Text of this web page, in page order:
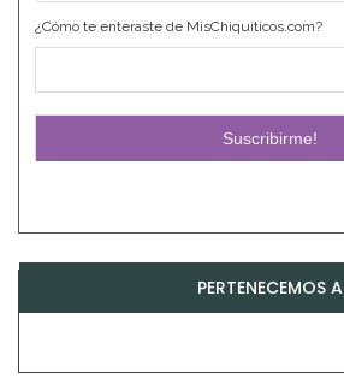
¿Cómo te enteraste de MisChiquiticos.com?
PERTENECEMOS A